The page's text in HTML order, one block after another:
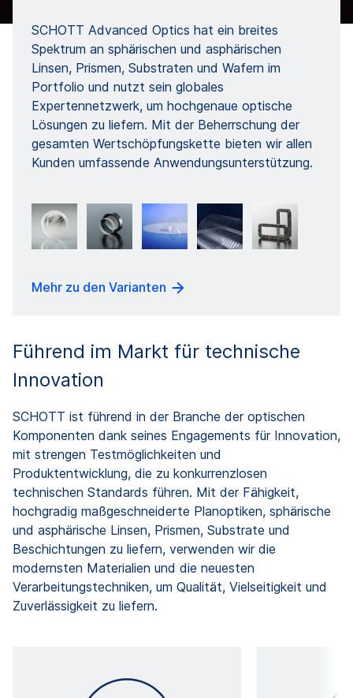
SCHOTT Advanced Optics hat ein breites
Spektrum an sphärischen und asphärischen
Linsen, Prismen, Substraten und Wafern im
Portfolio und nutzt sein globales
Expertennetzwerk, um hochgenaue optische
Lösungen zu liefern. Mit der Beherrschung der
gesamten Wertschöpfungskette bieten wir allen
Kunden umfassende Anwendungsunterstützung.
Mehr zu den Varianten
Führend im Markt für technische
Innovation
SCHOTT ist führend in der Branche der optischen
Komponenten dank seines Engagements für Innovation,
mit strengen Testmöglichkeiten und
Produktentwicklung, die zu konkurrenzlosen
technischen Standards führen. Mit der Fähigkeit,
hochgradig maßgeschneiderte Planoptiken, sphärische
und asphärische Linsen, Prismen, Substrate und
Beschichtungen zu liefern, verwenden wir die
modernsten Materialien und die neuesten
Verarbeitungstechniken, um Qualität, Vielseitigkeit und
Zuverlässigkeit zu liefern.